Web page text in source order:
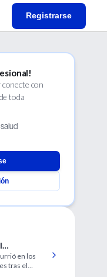
Registrarse
con
toda
salud
y el
en los
tras el